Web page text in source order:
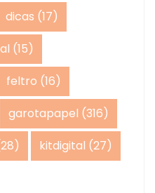
dicas (17)
(15)
feltro (16)
garotapapel (316)
kitdigital (27)